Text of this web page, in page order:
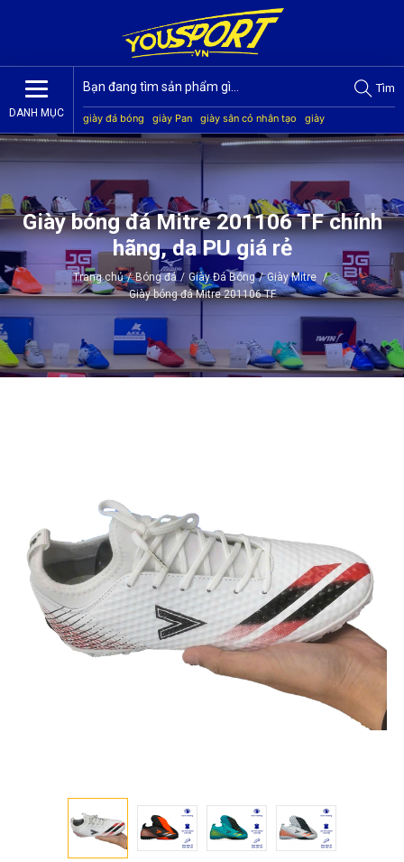
DANH MỤC
Tìm
giày đá bóng giày Pan giày sân cỏ nhân tạo
giày
Jogarbola
giày Mitre giày Akka quần áo bóng đá
giày
Giày bóng đá Mitre 201106 TF chính
hãng, da PU giá rẻ
Trang chủ / Bóng đá / Giày Đá Bóng / Giày Mitre /
Giày bóng đá Mitre 201106 TF